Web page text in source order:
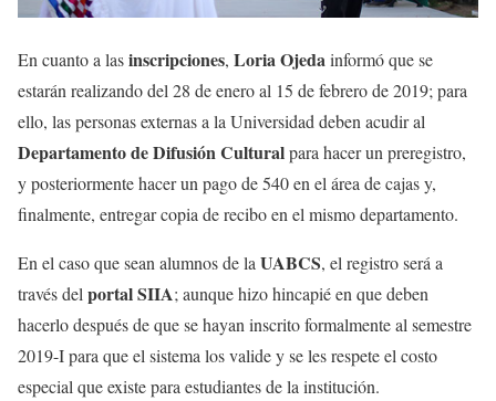
En cuanto a lasinscripciones, Loria Ojedainformó que se
estarán realizando del 28 de enero al 15 de febrero de 2019; para
ello, las personas externas a la Universidad deben acudir al
Departamento de Difusión Culturalpara hacer un preregistro,
y posteriormente hacer un pago de 540 en el área de cajas y,
finalmente, entregar copia de recibo en el mismo departamento.
En el caso que sean alumnos de laUABCS, el registro será a
través delportal SIIA; aunque hizo hincapié en que deben
hacerlo después de que se hayan inscrito formalmente al semestre
2019-I para que el sistema los valide y se les respete el costo
especial que existe para estudiantes de la institución.